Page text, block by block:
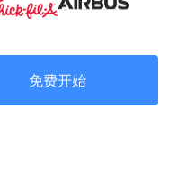
免费开始